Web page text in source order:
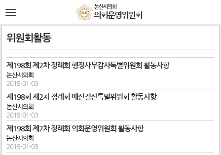
논산시의회
의회운영위원회
전
메
뉴
위원회활동
제198회 제2차 정례회 행정사무감사특별위원회 활동사항
논산시의회
2019-01-03
제198회 제2차 정례회 예산결산특별위원회 활동사항
논산시의회
2019-01-03
제198회 제2차 정례회 의회운영위원회 활동사항
논산시의회
2019-01-03